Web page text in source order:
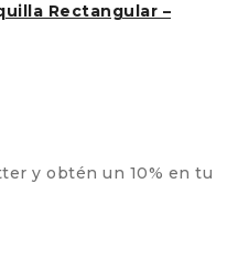
Rectangular –
y obtén un 10% en tu